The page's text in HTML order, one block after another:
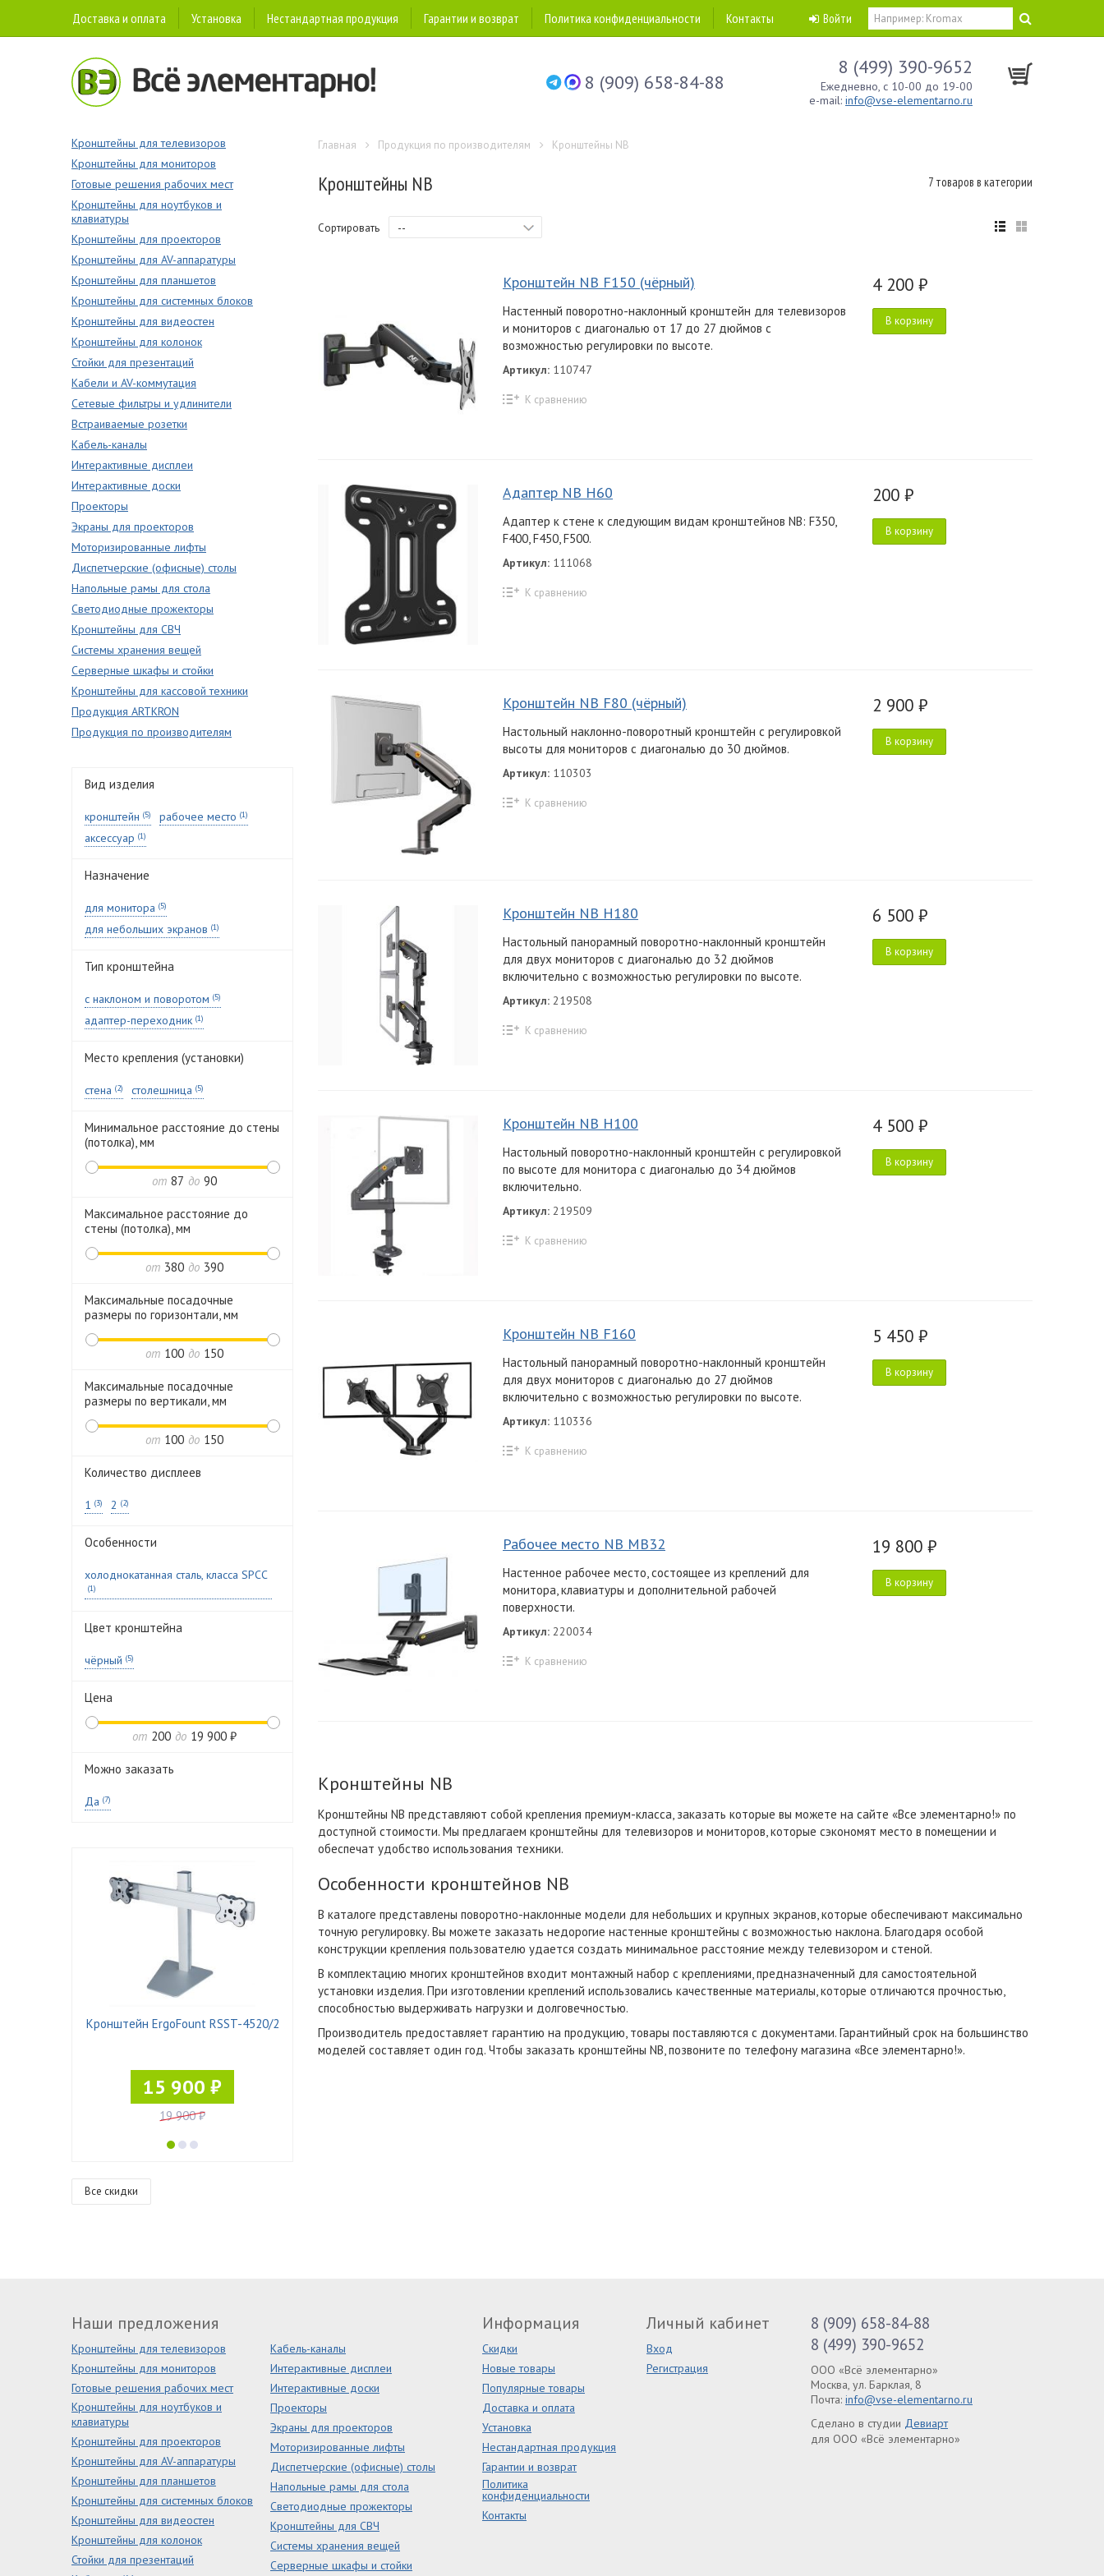
Доставка и оплата Установка Нестандартная продукция Гарантии и возврат Политика конфиденциальности Контакты Войти
8 (909) 658-84-88
8 (499) 390-9652
Ежедневно, с 10-00 до 19-00
e-mail: info@vse-elementarno.ru
Кронштейны для телевизоров
Кронштейны для мониторов
Готовые решения рабочих мест
Кронштейны для ноутбуков и
клавиатуры
Кронштейны для проекторов
Кронштейны для AV-аппаратуры
Кронштейны для планшетов
Кронштейны для системных блоков
Кронштейны для видеостен
Кронштейны для колонок
Стойки для презентаций
Кабели и AV-коммутация
Сетевые фильтры и удлинители
Встраиваемые розетки
Кабель-каналы
Интерактивные дисплеи
Интерактивные доски
Проекторы
Экраны для проекторов
Моторизированные лифты
Диспетчерские (офисные) столы
Напольные рамы для стола
Светодиодные прожекторы
Кронштейны для СВЧ
Системы хранения вещей
Серверные шкафы и стойки
Кронштейны для кассовой техники
Продукция ARTKRON
Продукция по производителям
Вид изделия
кронштейн (5) рабочее место (1)
аксессуар (1)
Назначение
для монитора (5)
для небольших экранов (1)
Тип кронштейна
с наклоном и поворотом (5)
адаптер-переходник (1)
Место крепления (установки)
стена (2) столешница (5)
Минимальное расстояние до стены
(потолка), мм
от 87 до 90
Максимальное расстояние до
стены (потолка), мм
от 380 до 390
Максимальные посадочные
размеры по горизонтали, мм
от 100 до 150
Максимальные посадочные
размеры по вертикали, мм
от 100 до 150
Количество дисплеев
1 (3) 2 (2)
Особенности
холоднокатанная сталь, класса SPCC
(1)
Цвет кронштейна
чёрный (5)
Цена
от 200 до 19 900 ₽
Можно заказать
Да (7)
Кронштейн ErgoFount RSST-4520/2
15 900 ₽
19 900 ₽
Все скидки
Главная Продукция по производителям Кронштейны NB
Кронштейны NB 7 товаров в категории
Сортировать --
Кронштейн NB F150 (чёрный)
Настенный поворотно-наклонный кронштейн для телевизоров
и мониторов с диагональю от 17 до 27 дюймов с
возможностью регулировки по высоте.
Артикул: 110747
К сравнению
4 200 ₽
В корзину
Адаптер NB H60
Адаптер к стене к следующим видам кронштейнов NB: F350,
F400, F450, F500.
Артикул: 111068
К сравнению
200 ₽
В корзину
Кронштейн NB F80 (чёрный)
Настольный наклонно-поворотный кронштейн с регулировкой
высоты для мониторов с диагональю до 30 дюймов.
Артикул: 110303
К сравнению
2 900 ₽
В корзину
Кронштейн NB H180
Настольный панорамный поворотно-наклонный кронштейн
для двух мониторов с диагональю до 32 дюймов
включительно c возможностью регулировки по высоте.
Артикул: 219508
К сравнению
6 500 ₽
В корзину
Кронштейн NB H100
Настольный поворотно-наклонный кронштейн c регулировкой
по высоте для монитора с диагональю до 34 дюймов
включительно.
Артикул: 219509
К сравнению
4 500 ₽
В корзину
Кронштейн NB F160
Настольный панорамный поворотно-наклонный кронштейн
для двух мониторов с диагональю до 27 дюймов
включительно c возможностью регулировки по высоте.
Артикул: 110336
К сравнению
5 450 ₽
В корзину
Рабочее место NB MB32
Настенное рабочее место, состоящее из креплений для
монитора, клавиатуры и дополнительной рабочей
поверхности.
Артикул: 220034
К сравнению
19 800 ₽
В корзину
Кронштейны NB
Кронштейны NB представляют собой крепления премиум-класса, заказать которые вы можете на сайте «Все элементарно!» по
доступной стоимости. Мы предлагаем кронштейны для телевизоров и мониторов, которые сэкономят место в помещении и
обеспечат удобство использования техники.
Особенности кронштейнов NB
В каталоге представлены поворотно-наклонные модели для небольших и крупных экранов, которые обеспечивают максимально
точную регулировку. Вы можете заказать недорогие настенные кронштейны с возможностью наклона. Благодаря особой
конструкции крепления пользователю удается создать минимальное расстояние между телевизором и стеной.
В комплектацию многих кронштейнов входит монтажный набор с креплениями, предназначенный для самостоятельной
установки изделия. При изготовлении креплений использовались качественные материалы, которые отличаются прочностью,
способностью выдерживать нагрузки и долговечностью.
Производитель предоставляет гарантию на продукцию, товары поставляются с документами. Гарантийный срок на большинство
моделей составляет один год. Чтобы заказать кронштейны NB, позвоните по телефону магазина «Все элементарно!».
Наши предложения
Кронштейны для телевизоров
Кронштейны для мониторов
Готовые решения рабочих мест
Кронштейны для ноутбуков и
клавиатуры
Кронштейны для проекторов
Кронштейны для AV-аппаратуры
Кронштейны для планшетов
Кронштейны для системных блоков
Кронштейны для видеостен
Кронштейны для колонок
Стойки для презентаций
Кабель-каналы
Интерактивные дисплеи
Интерактивные доски
Проекторы
Экраны для проекторов
Моторизированные лифты
Диспетчерские (офисные) столы
Напольные рамы для стола
Светодиодные прожекторы
Кронштейны для СВЧ
Системы хранения вещей
Серверные шкафы и стойки
Информация
Скидки
Новые товары
Популярные товары
Доставка и оплата
Установка
Нестандартная продукция
Гарантии и возврат
Политика
конфиденциальности
Контакты
Личный кабинет
Вход
Регистрация
8 (909) 658-84-88
8 (499) 390-9652
ООО «Всё элементарно»
Москва, ул. Барклая, 8
Почта: info@vse-elementarno.ru
Сделано в студии Девиарт
для ООО «Всё элементарно»